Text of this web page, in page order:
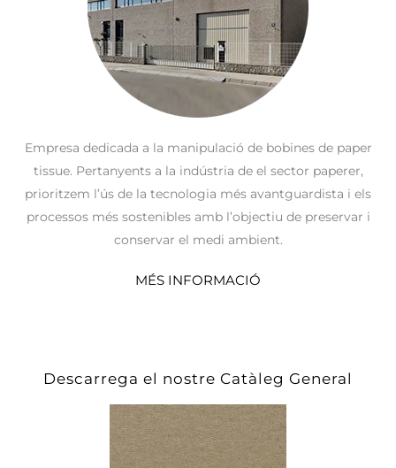
Empresa dedicada a la manipulació de bobines de paper
tissue. Pertanyents a la indústria de el sector paperer,
prioritzem l’ús de la tecnologia més avantguardista i els
processos més sostenibles amb l’objectiu de preservar i
conservar el medi ambient.
MÉS INFORMACIÓ
Descarrega el nostre Catàleg General